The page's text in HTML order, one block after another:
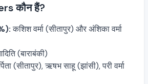
कौन हैं?
कशिश वर्मा (सीतापुर) और अंशिका वर्मा
(बाराबंकी)
(सीतापुर), ऋषभ साहू (झांसी), परी वर्मा